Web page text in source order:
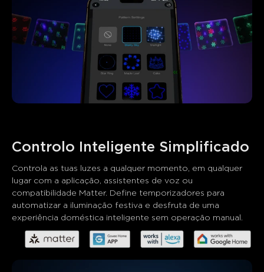
Controlo Inteligente Simplificado
Controla as tuas luzes a qualquer momento, em qualquer
lugar com a aplicação, assistentes de voz ou
compatibilidade Matter. Define temporizadores para
automatizar a iluminação festiva e desfruta de uma
experiência doméstica inteligente sem operação manual.